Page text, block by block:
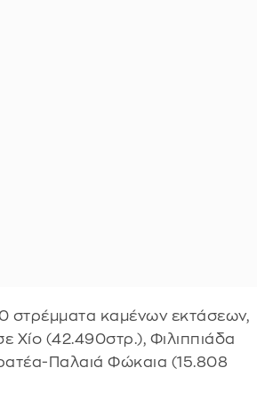
στρέμματα καμένων εκτάσεων,
Χίο (42.490στρ.), Φιλιππιάδα
Παλαιά Φώκαια (15.808